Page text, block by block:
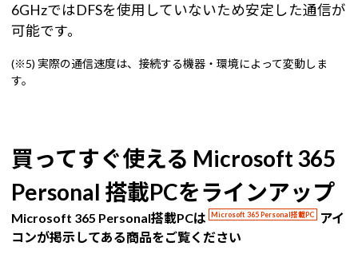
6GHzではDFSを使用していないため安定した通信が
可能です。
(※5) 実際の通信速度は、接続する機器・環境によって変動しま
す。
買ってすぐ使える Microsoft 365
Personal 搭載PCをラインアップ
Microsoft 365 Personal搭載PCは Microsoft 365 Personal搭載PC
アイ
コンが掲示してある商品をご覧ください